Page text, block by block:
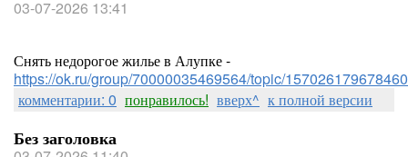
03-07-2026 13:41
Снять недорогое жилье в Алупке -
https://ok.ru/group/70000035469564/topic/157026179678460
комментарии: 0 понравилось! вверх^ к полной версии
Без заголовка